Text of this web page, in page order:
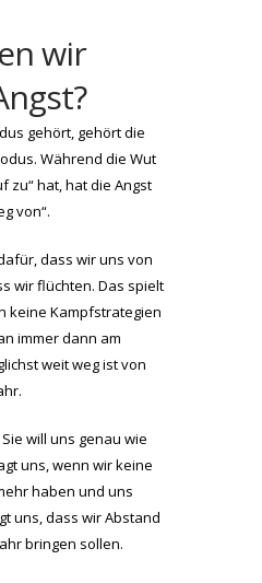
wir
gehört, gehört die
Während die Wut
zu“ hat, hat die Angst
von“.
dass wir uns von
wir flüchten. Das spielt
keine Kampfstrategien
immer dann am
weit weg ist von
will uns genau wie
uns, wenn wir keine
haben und uns
uns, dass wir Abstand
bringen sollen.